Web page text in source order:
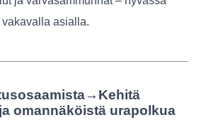
vakavalla asialla.
omannäköistä urapolkua